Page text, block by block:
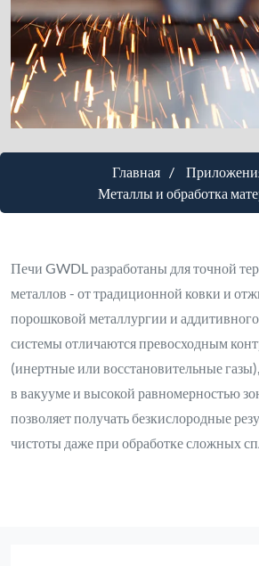
Главная
Металлы и обработка
Печи GWDL разработаны для точной
металлов - от традиционной ковки и
порошковой металлургии и
системы отличаются превосходным
(инертные или восстановительные
в вакууме и высокой равномерностью
позволяет получать безкислородные
чистоты даже при обработке сложных